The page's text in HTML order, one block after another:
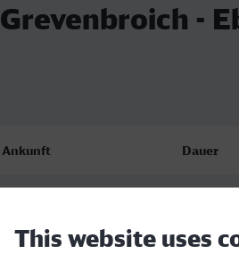
Grevenbroich -
Ankunft Dauer
22:05